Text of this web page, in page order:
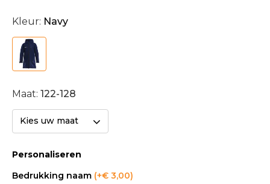
Kleur: Navy
Maat: 122-128
Kies uw maat
Personaliseren
Bedrukking naam (+€ 3,00)